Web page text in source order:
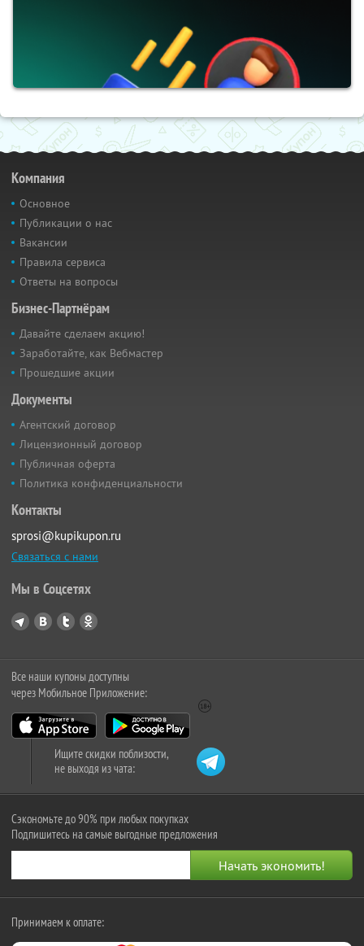
Компания
Основное
Публикации о нас
Вакансии
Правила сервиса
Ответы на вопросы
Бизнес-Партнёрам
Давайте сделаем акцию!
Заработайте, как Вебмастер
Прошедшие акции
Документы
Агентский договор
Лицензионный договор
Публичная оферта
Политика конфиденциальности
Контакты
sprosi@kupikupon.ru
Связаться с нами
Мы в Соцсетях
Все наши купоны доступны
через Мобильное Приложение:
Ищите скидки поблизости,
не выходя из чата:
Сэкономьте до 90% при любых покупках
Подпишитесь на самые выгодные предложения
Принимаем к оплате: